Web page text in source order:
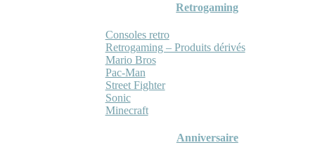
Retrogaming
Consoles retro
Retrogaming – Produits dérivés
Mario Bros
Pac-Man
Street Fighter
Sonic
Minecraft
Anniversaire